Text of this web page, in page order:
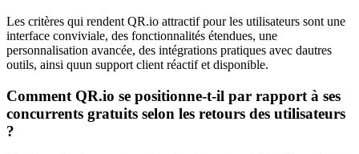
Les critères qui rendent QR.io attractif pour les utilisateurs sont une
interface conviviale, des fonctionnalités étendues, une
personnalisation avancée, des intégrations pratiques avec dautres
outils, ainsi quun support client réactif et disponible.
Comment QR.io se positionne-t-il par rapport à ses
concurrents gratuits selon les retours des utilisateurs
?